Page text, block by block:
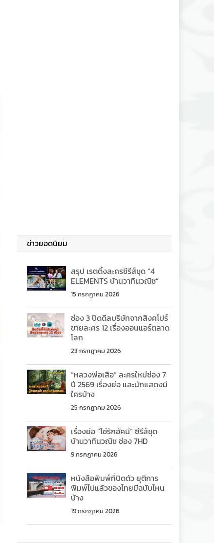
ข่าวยอดนิยม
สรุป เรตติ้งละครซีรีส์ชุด “4
ELEMENTS บ้านวาทินวณิช”
15 กรกฎาคม 2026
ช่อง 3 ปิดดีลบริษัทจากสิงคโปร์
ขายละคร 12 เรื่องออนแอร์ตลาด
โลก
23 กรกฎาคม 2026
“หลวงพ่อเสือ” ละครใหม่ช่อง 7
ปี 2569 เรื่องย่อ และนักแสดงมี
ใครบ้าง
25 กรกฎาคม 2026
เรื่องย่อ “โซ่รักอัคนี” ซีรีส์ชุด
บ้านวาทินวณิช ช่อง 7HD
9 กรกฎาคม 2026
หนังสือพิมพ์ที่ปิดตัว ยุติการ
พิมพ์ไปแล้วของไทยมีฉบับไหน
บ้าง
19 กรกฎาคม 2026